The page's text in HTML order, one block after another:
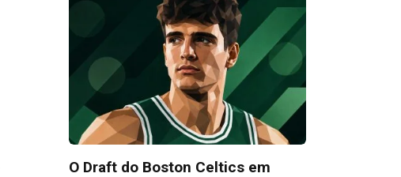
O Draft do Boston Celtics em